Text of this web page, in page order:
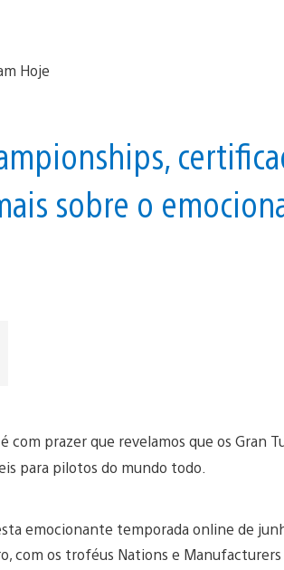
sobre o
com prazer que revelamos que os Gran
para pilotos do mundo todo.
emocionante temporada online de
com os troféus Nations e